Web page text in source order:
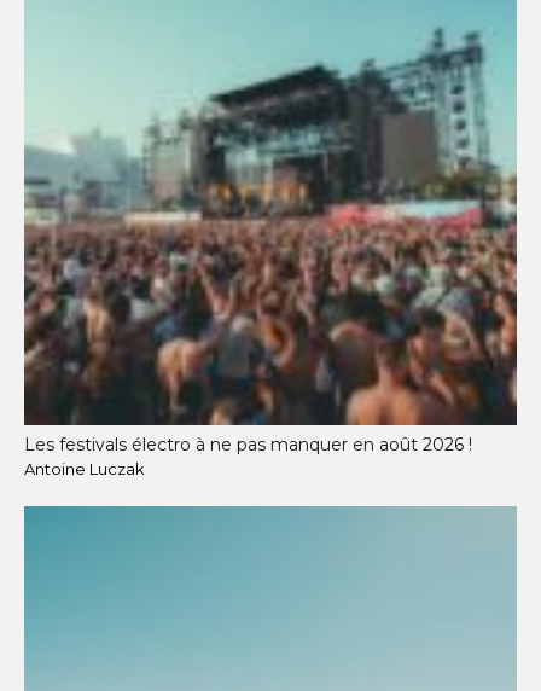
Les festivals électro à ne pas manquer en août 2026 !
Antoine Luczak